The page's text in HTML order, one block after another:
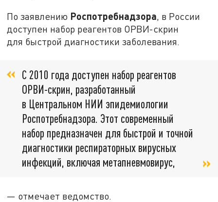
По заявлению Роспотребнадзора, в России
доступен набор реагентов ОРВИ-скрин
для быстрой диагностики заболевания.
С 2010 года доступен набор реагентов
ОРВИ-скрин, разработанный
в Центральном НИИ эпидемиологии
Роспотребнадзора. Этот современный
набор предназначен для быстрой и точной
диагностики респираторных вирусных
инфекций, включая метапневмовирус,
— отмечает ведомство.